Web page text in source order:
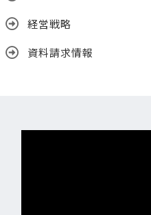
経営戦略
資料請求情報